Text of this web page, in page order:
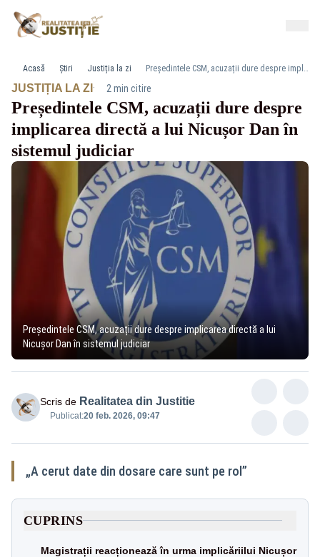
Acasă Știri Justiția la zi Președintele CSM, acuzații dure despre implicarea directă a lui Nicușor Dan în sistemul judiciar
JUSTIȚIA LA ZI · 2 min citire
Președintele CSM, acuzații dure despre
implicarea directă a lui Nicușor Dan în
sistemul judiciar
Președintele CSM, acuzații dure despre implicarea directă a lui
Nicușor Dan în sistemul judiciar
Scris de Realitatea din Justitie
Publicat:20 feb. 2026, 09:47
„A cerut date din dosare care sunt pe rol”
CUPRINS
Magistrații reacționează în urma implicăriilui Nicușor